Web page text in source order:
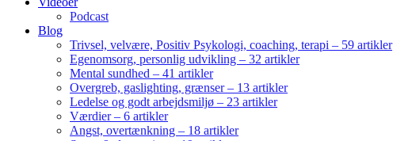
Podcast
Blog
Trivsel, velvære, Positiv Psykologi, coaching, terapi – 59 artikler
Egenomsorg, personlig udvikling – 32 artikler
Mental sundhed – 41 artikler
Overgreb, gaslighting, grænser – 13 artikler
Ledelse og godt arbejdsmiljø – 23 artikler
Værdier – 6 artikler
Angst, overtænkning – 18 artikler